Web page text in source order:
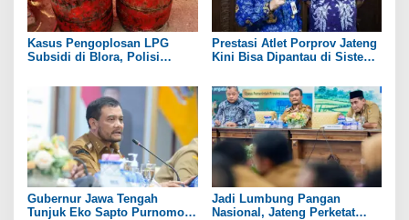
Kasus Pengoplosan LPG
Subsidi di Blora, Polisi
Prestasi Atlet Porprov Jateng
Kini Bisa Dipantau di Sistem
Gubernur Jawa Tengah
Tunjuk Eko Sapto Purnomo
Jadi Lumbung Pangan
Nasional, Jateng Perketat